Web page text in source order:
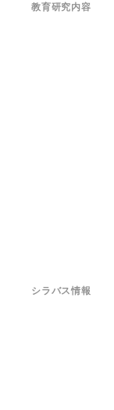
教育研究内容
シラバス情報